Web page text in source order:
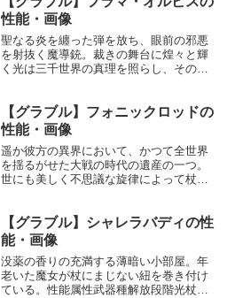
メ...
性能・画像
聖なる炎を纏った弾を放ち、眼前の邪悪
を射抜く魔導銃。裁きの舞台に煌々と輝
く光は三千世界の真理を照らし、その全
義コロナレイ・ブラスト敵に光属性5.5倍
ダメー...
【グラブル】フォニックロッドの
性能・画像
遥か彼方の異界において、かつて全世界
を揺るがせた大戦の時代の遺産の一つ。
世にも美しく不思議な旋律によって杖の
段階光杖HP攻撃力MAXLv2301730100奥
義エクレー...
【グラブル】シャレラバディの性
能・画像
没薬の香りの充満する薄暗い小部屋。年
老いた魔女が杖にまじない紐を巻き付け
ている。性能属性武器種解放段階光杖